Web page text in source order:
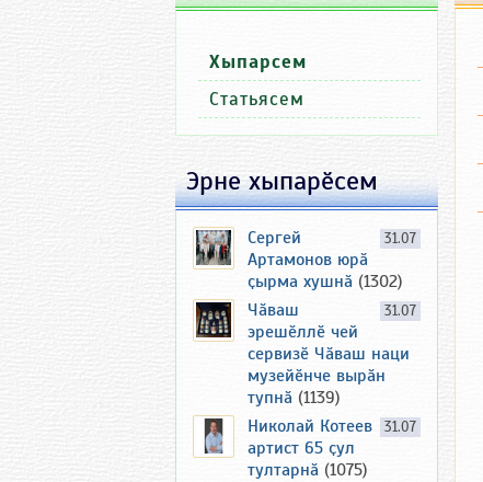
Хыпарсем
Статьясем
Эрне хыпарӗсем
31.07
Сергей
Артамонов юрӑ
ҫырма хушнӑ (1302)
31.07
Чӑваш
эрешӗллӗ чей
сервизӗ Чӑваш наци
музейӗнче вырӑн
тупнӑ (1139)
31.07
Николай Котеев
артист 65 ҫул
тултарнӑ (1075)